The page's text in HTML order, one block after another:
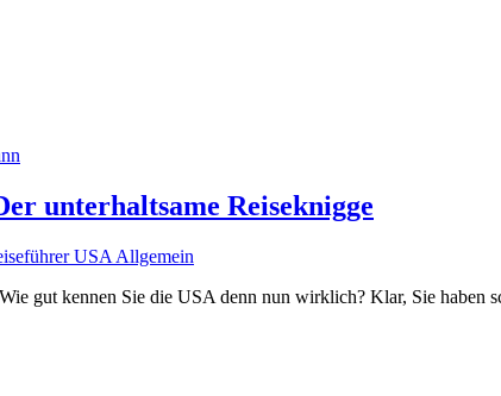
unterhaltsame Reiseknigge
USA Allgemein
gut kennen Sie die USA denn nun wirklich? Klar, Sie haben